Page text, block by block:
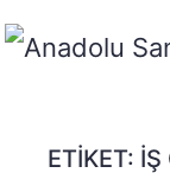
ETIKET: İŞ